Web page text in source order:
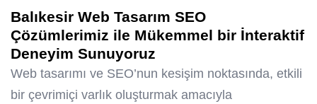
Balıkesir Web Tasarım SEO
Çözümlerimiz ile Mükemmel bir İnteraktif
Deneyim Sunuyoruz
Web tasarımı ve SEO’nun kesişim noktasında, etkili
bir çevrimiçi varlık oluşturmak amacıyla